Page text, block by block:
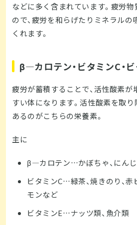
などに多く含まれています。疲労物
ので、疲労を和らげたりミネラル
くれます。
β―カロテン・ビタミンC・
疲労が蓄積することで、活性酸素が
すい体になります。活性酸素を取り
あるのがこちらの栄養素。
主に
β―カロテン…かぼちゃ、にん
ビタミンC…緑茶、焼きのり、赤
モンなど
ビタミンE…ナッツ類、魚介類